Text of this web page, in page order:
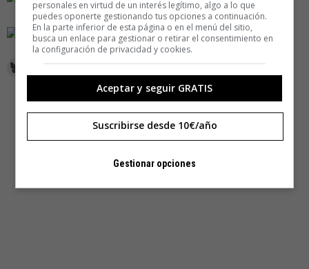
personales en virtud de un interés legítimo, algo a lo que
puedes oponerte gestionando tus opciones a continuación.
En la parte inferior de esta página o en el menú del sitio,
busca un enlace para gestionar o retirar el consentimiento en
la configuración de privacidad y cookies.
Aceptar y seguir GRATIS
Suscribirse desde 10€/año
Gestionar opciones